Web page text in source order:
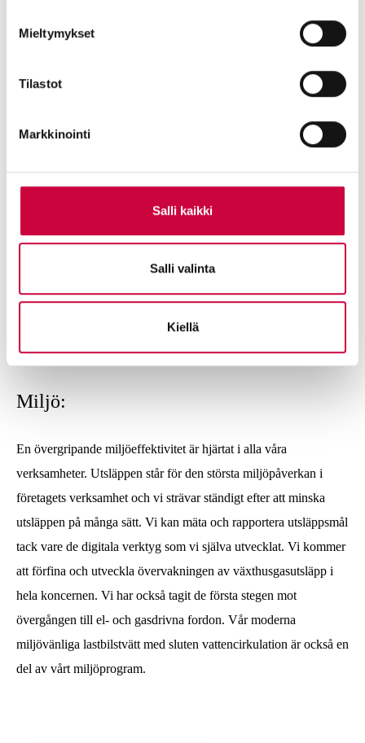
Mieltymykset
Tilastot
Markkinointi
Salli kaikki
Salli valinta
Kiellä
Governance Sustainability
Miljö:
En övergripande miljöeffektivitet är hjärtat i alla våra
verksamheter. Utsläppen står för den största miljöpåverkan i
företagets verksamhet och vi strävar ständigt efter att minska
utsläppen på många sätt. Vi kan mäta och rapportera utsläppsmål
tack vare de digitala verktyg som vi själva utvecklat. Vi kommer
att förfina och utveckla övervakningen av växthusgasutsläpp i
hela koncernen. Vi har också tagit de första stegen mot
övergången till el- och gasdrivna fordon. Vår moderna
miljövänliga lastbilstvätt med sluten vattencirkulation är också en
del av vårt miljöprogram.